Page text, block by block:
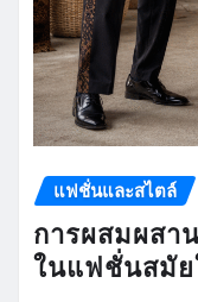
แฟชั่นและสไตล์
การผสมผสา
ในแฟชั่นสมั